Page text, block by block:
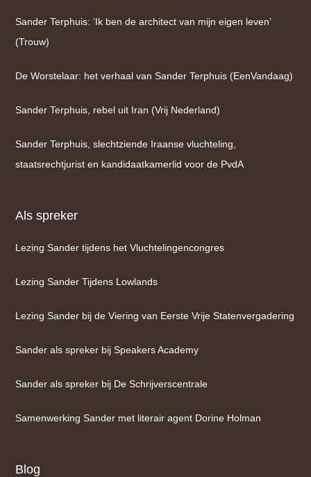
Sander Terphuis: ‘Ik ben de architect van mijn eigen leven’
(Trouw)
De Worstelaar: het verhaal van Sander Terphuis (EenVandaag)
Sander Terphuis, rebel uit Iran (Vrij Nederland)
Sander Terphuis, slechtziende Iraanse vluchteling,
staatsrechtjurist en kandidaatkamerlid voor de PvdA
Als spreker
Lezing Sander tijdens het Vluchtelingencongres
Lezing Sander Tijdens Lowlands
Lezing Sander bij de Viering van Eerste Vrije Statenvergadering
Sander als spreker bij Speakers Academy
Sander als spreker bij De Schrijverscentrale
Samenwerking Sander met literair agent Dorine Holman
Blog